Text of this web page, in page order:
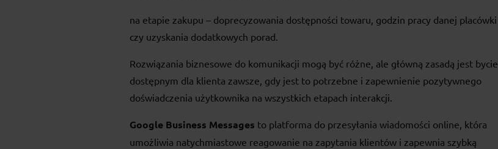
na etapie zakupu – doprecyzowania dostępności towaru, godzin pracy danej placówki
czy uzyskania dodatkowych porad.
Rozwiązania biznesowe do komunikacji mogą być różne, ale główną zasadą jest bycie
dostępnym dla klienta zawsze, gdy jest to potrzebne i zapewnienie pozytywnego
doświadczenia użytkownika na wszystkich etapach interakcji.
Google Business Messages to platforma do przesyłania wiadomości online, która
umożliwia natychmiastowe reagowanie na zapytania klientów i zapewnia szybką